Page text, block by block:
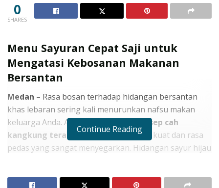
0
SHARES
Menu Sayuran Cepat Saji untuk
Mengatasi Kebosanan Makanan
Bersantan
Medan – Rasa bosan terhadap hidangan bersantan
khas lebaran sering kali menurunkan nafsu makan
keluarga Anda. Anda membutuhkan
resep cah
kangkung terasi
yang memiliki aroma kuat dan rasa
pedas yang sangat menyegarkan. Hidangan sayur hijau
Continue Reading